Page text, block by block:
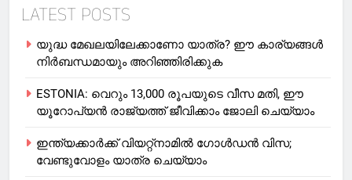
LATEST POSTS
യുദ്ധ മേഖലയിലേക്കാണോ യാത്ര? ഈ കാര്യങ്ങള്‍
നിര്‍ബന്ധമായും അറിഞ്ഞിരിക്കുക
ESTONIA: വെറും 13,000 രൂപയുടെ വീസ മതി, ഈ
യൂറോപ്യന്‍ രാജ്യത്ത് ജീവിക്കാം ജോലി ചെയ്യാം
ഇന്ത്യക്കാർക്ക് വിയറ്റ്‌നാമില്‍ ഗോള്‍ഡന്‍ വിസ;
വേണ്ടുവോളം യാത്ര ചെയ്യാം